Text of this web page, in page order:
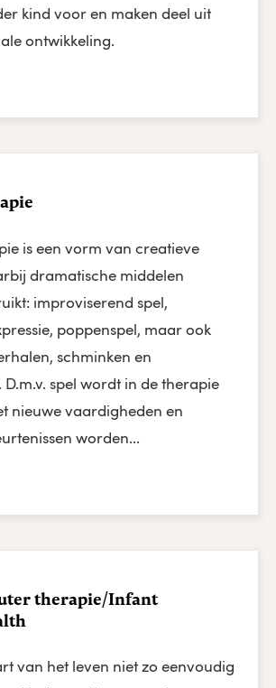
kind voor en maken deel uit
ontwikkeling.
is een vorm van creatieve
dramatische middelen
improviserend spel,
poppenspel, maar ook
schminken en
D.m.v. spel wordt in de therapie
nieuwe vaardigheden en
worden...
therapie/Infant
van het leven niet zo eenvoudig